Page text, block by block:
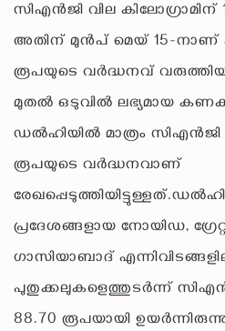
സിഎൻജി വില കിലോഗ്രാമിന് 1
അതിന് മുൻപ് മെയ് 15-നാണ്
രൂപയുടെ വർദ്ധനവ്
മുതൽ ഒടുവിൽ ലഭ്യമായ
ഡൽഹിയിൽ മാത്രം
രൂപയുടെ വർദ്ധനവാണ്
പ്രദേശങ്ങളായ നോയിഡ,
ഗാസിയാബാദ്
പുതുക്കലുകളെത്തുടർന്ന്
88.70 രൂപയായി